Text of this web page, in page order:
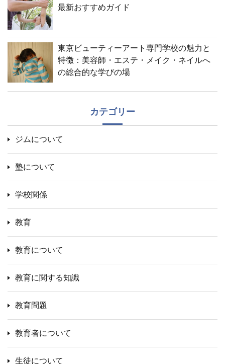
最新おすすめガイド
東京ビューティーアート専門学校の魅力と
特徴：美容師・エステ・メイク・ネイルへ
の総合的な学びの場
カテゴリー
ジムについて
塾について
学校関係
教育
教育について
教育に関する知識
教育問題
教育者について
生徒について